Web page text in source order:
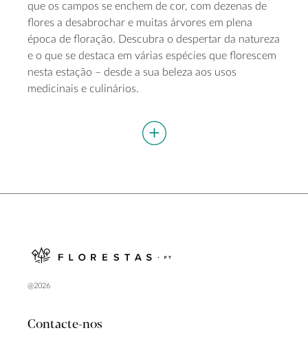
que os campos se enchem de cor, com dezenas de
flores a desabrochar e muitas árvores em plena
época de floração. Descubra o despertar da natureza
e o que se destaca em várias espécies que florescem
nesta estação – desde a sua beleza aos usos
medicinais e culinários.
@2026
Contacte-nos